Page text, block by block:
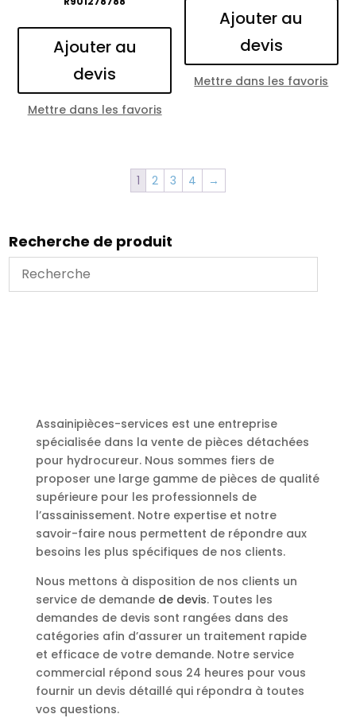
Ajouter au
devis
Mettre dans les favoris
Ajouter au
devis
Mettre dans les favoris
1 2 3 4 →
Recherche de produit
Assainipièces-services est une entreprise
spécialisée dans la vente de pièces détachées
pour hydrocureur. Nous sommes fiers de
proposer une large gamme de pièces de qualité
supérieure pour les professionnels de
l’assainissement. Notre expertise et notre
savoir-faire nous permettent de répondre aux
besoins les plus spécifiques de nos clients.
Nous mettons à disposition de nos clients un
service de demande de devis. Toutes les
demandes de devis sont rangées dans des
catégories afin d’assurer un traitement rapide
et efficace de votre demande. Notre service
commercial répond sous 24 heures pour vous
fournir un devis détaillé qui répondra à toutes
vos questions.